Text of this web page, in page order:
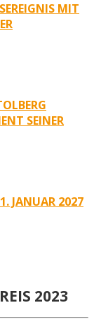
MIT S
S
SEINER
JANUAR 2027
2023